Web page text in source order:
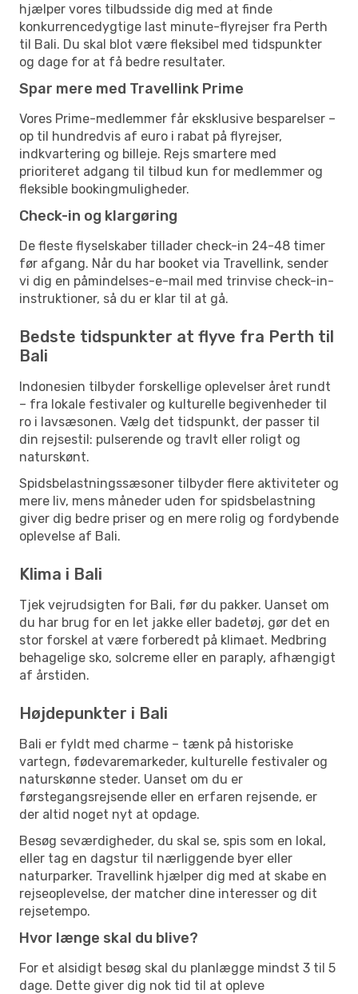
hjælper vores tilbudsside dig med at finde
konkurrencedygtige last minute-flyrejser fra Perth
til Bali. Du skal blot være fleksibel med tidspunkter
og dage for at få bedre resultater.
Spar mere med Travellink Prime
Vores Prime-medlemmer får eksklusive besparelser –
op til hundredvis af euro i rabat på flyrejser,
indkvartering og billeje. Rejs smartere med
prioriteret adgang til tilbud kun for medlemmer og
fleksible bookingmuligheder.
Check-in og klargøring
De fleste flyselskaber tillader check-in 24-48 timer
før afgang. Når du har booket via Travellink, sender
vi dig en påmindelses-e-mail med trinvise check-in-
instruktioner, så du er klar til at gå.
Bedste tidspunkter at flyve fra Perth til
Bali
Indonesien tilbyder forskellige oplevelser året rundt
– fra lokale festivaler og kulturelle begivenheder til
ro i lavsæsonen. Vælg det tidspunkt, der passer til
din rejsestil: pulserende og travlt eller roligt og
naturskønt.
Spidsbelastningssæsoner tilbyder flere aktiviteter og
mere liv, mens måneder uden for spidsbelastning
giver dig bedre priser og en mere rolig og fordybende
oplevelse af Bali.
Klima i Bali
Tjek vejrudsigten for Bali, før du pakker. Uanset om
du har brug for en let jakke eller badetøj, gør det en
stor forskel at være forberedt på klimaet. Medbring
behagelige sko, solcreme eller en paraply, afhængigt
af årstiden.
Højdepunkter i Bali
Bali er fyldt med charme – tænk på historiske
vartegn, fødevaremarkeder, kulturelle festivaler og
naturskønne steder. Uanset om du er
førstegangsrejsende eller en erfaren rejsende, er
der altid noget nyt at opdage.
Besøg seværdigheder, du skal se, spis som en lokal,
eller tag en dagstur til nærliggende byer eller
naturparker. Travellink hjælper dig med at skabe en
rejseoplevelse, der matcher dine interesser og dit
rejsetempo.
Hvor længe skal du blive?
For et alsidigt besøg skal du planlægge mindst 3 til 5
dage. Dette giver dig nok tid til at opleve